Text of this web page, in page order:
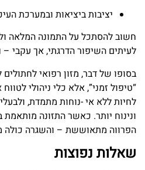
יציבות ביציאות ובמערכת
חשוב להסתכל על התמונה המלאה
לעיתים השיפור הדרגתי, אך עקבי –
בסופו של דבר, מזון רפואי לחתולים
“טיפול זמני”, אלא כלי ניהולי
לחיות ללא אי -נוחות מתמדת,
ונינוח יותר. כאשר התזונה
הפרווה מתאוששת – והשגרה כולה
שאלות נפוצות